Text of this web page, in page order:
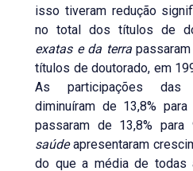
isso tiveram redução
no total dos títulos de
exatas e da terrapassaram
títulos de doutorado, em
As participações das
diminuíram de 13,8% para
passaram de 13,8% para
saúdeapresentaram
do que a média de todas